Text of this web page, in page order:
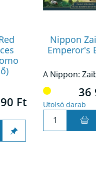
Ft
Nippon
Emperor's
36
Utolsó darab